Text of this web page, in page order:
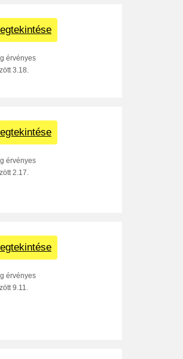
érvényes
3.18.
érvényes
2.17.
érvényes
9.11.